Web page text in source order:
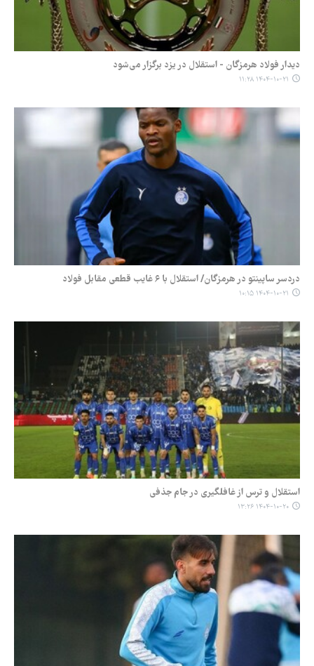
دیدار فولاد هرمزگان - استقلال در یزد برگزار می‌شود
۱۴۰۴-۱۰-۲۱ ۱۱:۲۸
دردسر ساپینتو در هرمزگان/ استقلال با ۶ غایب قطعی مقابل فولاد
۱۴۰۴-۱۰-۲۱ ۱۰:۱۵
استقلال و ترس از غافلگیری در جام جذفی
۱۴۰۴-۱۰-۲۰ ۱۳:۲۶